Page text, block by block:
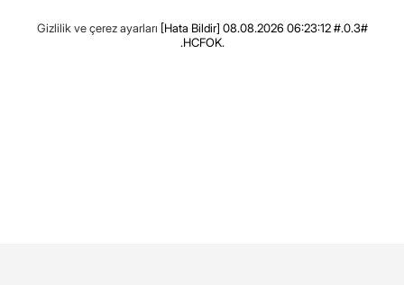
Gizlilik ve çerez ayarları [Hata Bildir] 08.08.2026 06:23:12 #.0.3#
.HCFOK.